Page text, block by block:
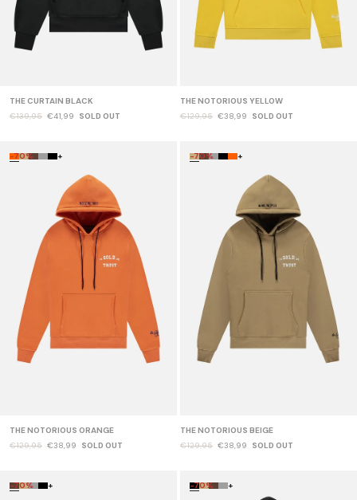
THE CURTAIN BLACK
€139,95 €41,99 SOLD OUT
THE NOTORIOUS YELLOW
€129,95 €38,99 SOLD OUT
+
-70%
THE NOTORIOUS ORANGE
€129,95 €38,99 SOLD OUT
+
-70%
THE NOTORIOUS BEIGE
€129,95 €38,99 SOLD OUT
+
-70% +
-70%